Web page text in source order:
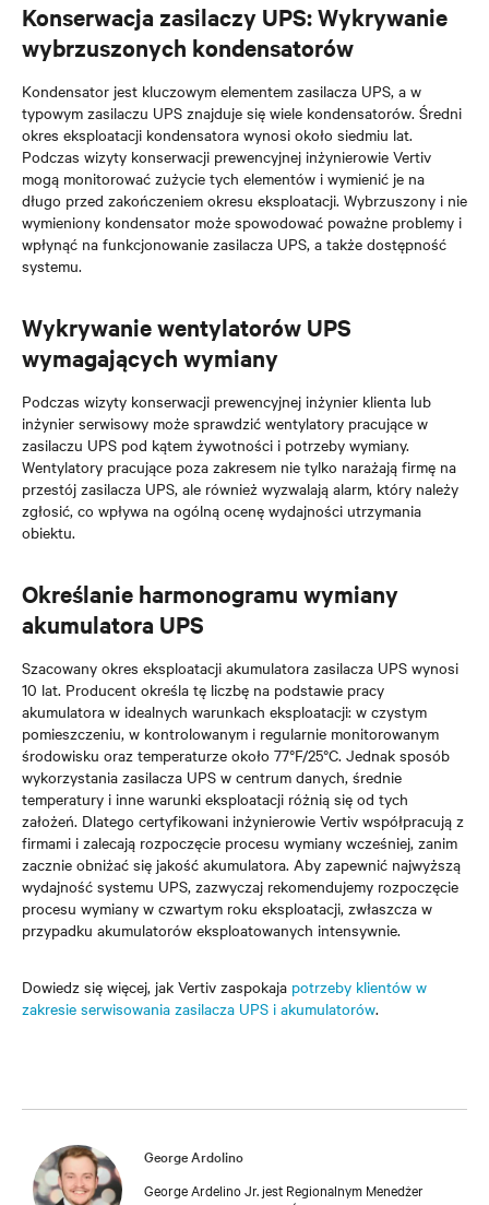
Konserwacja zasilaczy UPS: Wykrywanie
wybrzuszonych kondensatorów
Kondensator jest kluczowym elementem zasilacza UPS, a w
typowym zasilaczu UPS znajduje się wiele kondensatorów. Średni
okres eksploatacji kondensatora wynosi około siedmiu lat.
Podczas wizyty konserwacji prewencyjnej inżynierowie Vertiv
mogą monitorować zużycie tych elementów i wymienić je na
długo przed zakończeniem okresu eksploatacji. Wybrzuszony i nie
wymieniony kondensator może spowodować poważne problemy i
wpłynąć na funkcjonowanie zasilacza UPS, a także dostępność
systemu.
Wykrywanie wentylatorów UPS
wymagających wymiany
Podczas wizyty konserwacji prewencyjnej inżynier klienta lub
inżynier serwisowy może sprawdzić wentylatory pracujące w
zasilaczu UPS pod kątem żywotności i potrzeby wymiany.
Wentylatory pracujące poza zakresem nie tylko narażają firmę na
przestój zasilacza UPS, ale również wyzwalają alarm, który należy
zgłosić, co wpływa na ogólną ocenę wydajności utrzymania
obiektu.
Określanie harmonogramu wymiany
akumulatora UPS
Szacowany okres eksploatacji akumulatora zasilacza UPS wynosi
10 lat. Producent określa tę liczbę na podstawie pracy
akumulatora w idealnych warunkach eksploatacji: w czystym
pomieszczeniu, w kontrolowanym i regularnie monitorowanym
środowisku oraz temperaturze około 77°F/25°C. Jednak sposób
wykorzystania zasilacza UPS w centrum danych, średnie
temperatury i inne warunki eksploatacji różnią się od tych
założeń. Dlatego certyfikowani inżynierowie Vertiv współpracują z
firmami i zalecają rozpoczęcie procesu wymiany wcześniej, zanim
zacznie obniżać się jakość akumulatora. Aby zapewnić najwyższą
wydajność systemu UPS, zazwyczaj rekomendujemy rozpoczęcie
procesu wymiany w czwartym roku eksploatacji, zwłaszcza w
przypadku akumulatorów eksploatowanych intensywnie.
Dowiedz się więcej, jak Vertiv zaspokaja potrzeby klientów w
zakresie serwisowania zasilacza UPS i akumulatorów.
George Ardolino
George Ardelino Jr. jest Regionalnym Menedżer